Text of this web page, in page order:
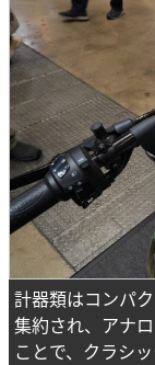
計器類はコンパ
集約され、アナ
ことで、クラシ